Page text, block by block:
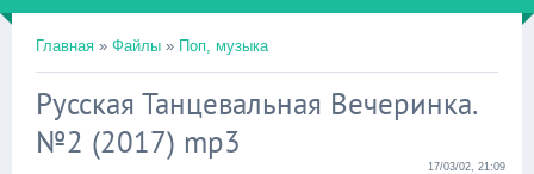
Главная » Файлы » Поп, музыка
Русская Танцевальная Вечеринка.
№2 (2017) mp3
17/03/02, 21:09